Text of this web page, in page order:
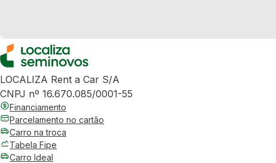
LOCALIZA Rent a Car S/A
CNPJ nº 16.670.085/0001-55
Financiamento
Parcelamento no cartão
Carro na troca
Tabela Fipe
Carro Ideal